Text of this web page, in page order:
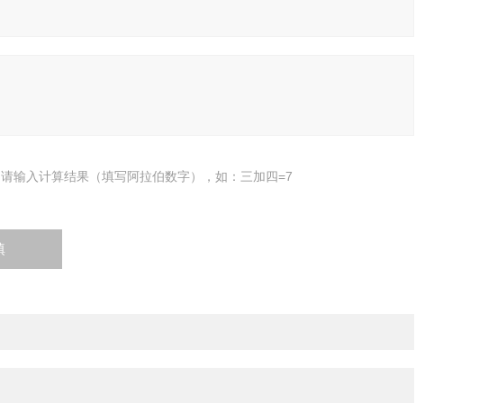
请输入计算结果（填写阿拉伯数字），如：三加四=7